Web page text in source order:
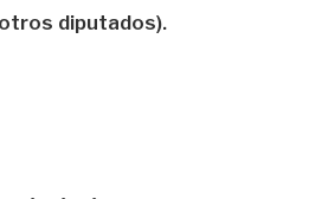
diputados).